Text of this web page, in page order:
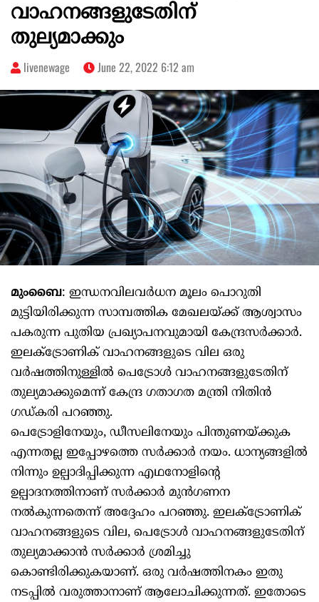
വാഹനങ്ങളുടേതിന്
തുല്യമാക്കും
livenewage June 22, 2022 6:12 am
മുംബൈ: ഇന്ധനവിലവർധന മൂലം പൊറുതി
മുട്ടിയിരിക്കുന്ന സാമ്പത്തിക മേഖലയ്ക്ക് ആശ്വാസം
പകരുന്ന പുതിയ പ്രഖ്യാപനവുമായി കേന്ദ്രസർക്കാർ.
ഇലക്ട്രോണിക് വാഹനങ്ങളുടെ വില ഒരു
വർഷത്തിനുള്ളിൽ പെട്രോൾ വാഹനങ്ങളുടേതിന്
തുല്യമാക്കുമെന്ന് കേന്ദ്ര ഗതാഗത മന്ത്രി നിതിൻ
ഗഡ്കരി പറഞ്ഞു.
പെട്രോളിനേയും, ഡീസലിനേയും പിന്തുണയ്ക്കുക
എന്നതല്ല ഇപ്പോഴത്തെ സർക്കാർ നയം. ധാന്യങ്ങളിൽ
നിന്നും ഉല്പാദിപ്പിക്കുന്ന എഥനോളിന്റെ
ഉല്പാദനത്തിനാണ് സർക്കാർ മുൻഗണന
നൽകുന്നതെന്ന് അദ്ദേഹം പറഞ്ഞു. ഇലക്ട്രോണിക്
വാഹനങ്ങളുടെ വില, പെട്രോൾ വാഹനങ്ങളുടേതിന്
തുല്യമാക്കാൻ സർക്കാർ ശ്രമിച്ചു
കൊണ്ടിരിക്കുകയാണ്. ഒരു വർഷത്തിനകം ഇതു
നടപ്പിൽ വരുത്താനാണ് ആലോചിക്കുന്നത്. ഇതോടെ